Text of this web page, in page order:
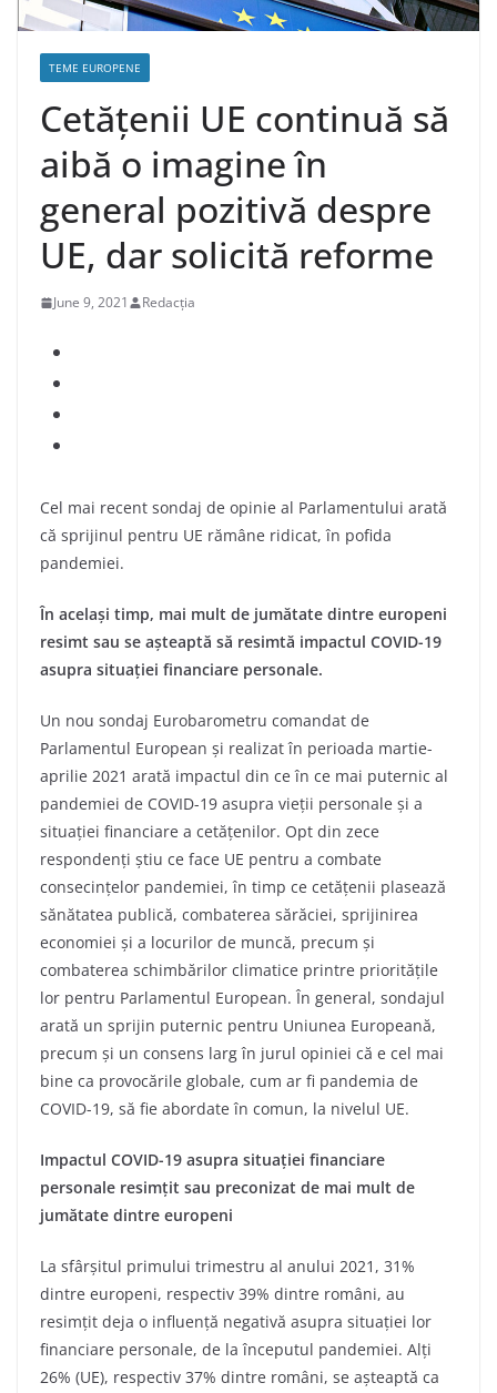
TEME EUROPENE
Cetățenii UE continuă să
aibă o imagine în
general pozitivă despre
UE, dar solicită reforme
June 9, 2021 Redacția
Cel mai recent sondaj de opinie al Parlamentului arată
că sprijinul pentru UE rămâne ridicat, în pofida
pandemiei.
În același timp, mai mult de jumătate dintre europeni
resimt sau se așteaptă să resimtă impactul COVID-19
asupra situației financiare personale.
Un nou sondaj Eurobarometru comandat de
Parlamentul European și realizat în perioada martie-
aprilie 2021 arată impactul din ce în ce mai puternic al
pandemiei de COVID-19 asupra vieții personale și a
situației financiare a cetățenilor. Opt din zece
respondenți știu ce face UE pentru a combate
consecințelor pandemiei, în timp ce cetățenii plasează
sănătatea publică, combaterea sărăciei, sprijinirea
economiei și a locurilor de muncă, precum și
combaterea schimbărilor climatice printre prioritățile
lor pentru Parlamentul European. În general, sondajul
arată un sprijin puternic pentru Uniunea Europeană,
precum și un consens larg în jurul opiniei că e cel mai
bine ca provocările globale, cum ar fi pandemia de
COVID-19, să fie abordate în comun, la nivelul UE.
Impactul COVID-19 asupra situației financiare
personale resimțit sau preconizat de mai mult de
jumătate dintre europeni
La sfârșitul primului trimestru al anului 2021, 31%
dintre europeni, respectiv 39% dintre români, au
resimțit deja o influență negativă asupra situației lor
financiare personale, de la începutul pandemiei. Alți
26% (UE), respectiv 37% dintre români, se așteaptă ca